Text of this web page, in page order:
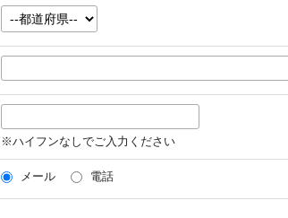
※ハイフンなしでご入力ください
メール 電話